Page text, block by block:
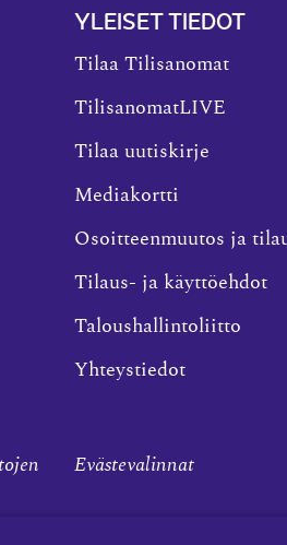
YLEISET TIEDOT
Tilaa Tilisanomat
TilisanomatLIVE
Tilaa uutiskirje
Mediakortti
Osoitteenmuutos ja
Tilaus- ja käyttöehdot
Taloushallintoliitto
Yhteystiedot
Evästevalinnat